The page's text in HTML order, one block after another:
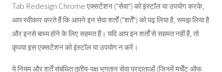
Tab Redesign Chrome एक्सटेंशन ("सेवा") को इंस्टॉल या उपयोग करके,
आप स्वीकार करते हैं कि आपने इन सेवा शर्तों ("शर्तें") को पढ़ लिया है, समझ लिया है
और इनसे बाध्य होने के लिए सहमत हैं। यदि आप इन शर्तों से सहमत नहीं हैं, तो
कृपया इस एक्सटेंशन को इंस्टॉल या उपयोग न करें।
ये नियम और शर्तें संबंधित तृतीय-पक्ष भुगतान सेवा प्रदाताओं (जिनमें मर्चेंट ऑफ